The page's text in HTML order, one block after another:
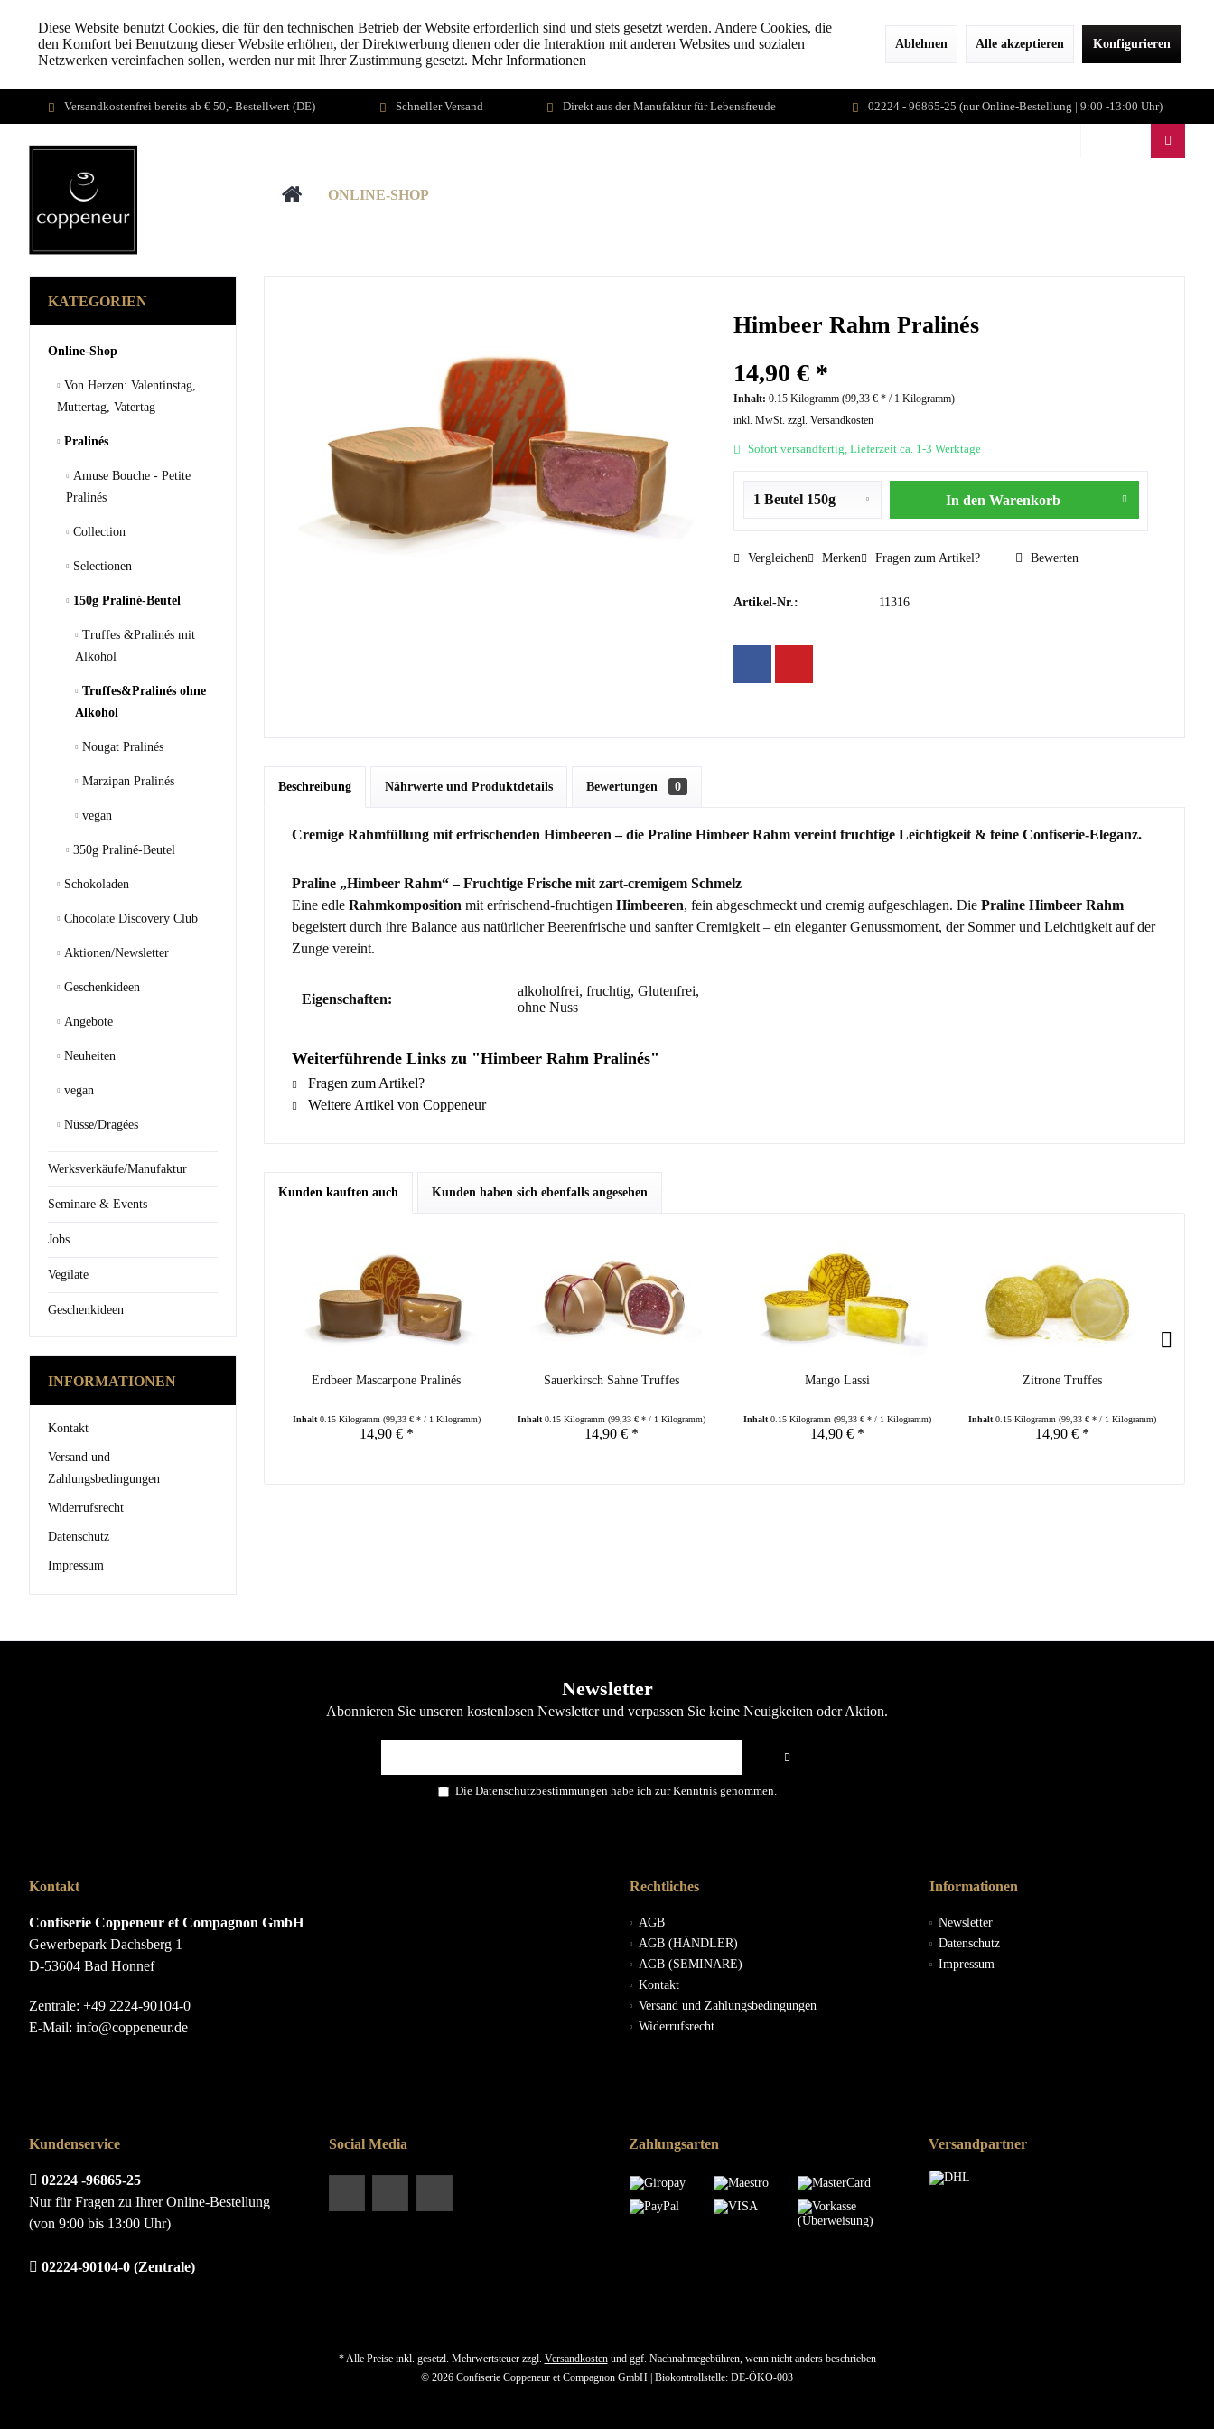
Diese Website benutzt Cookies, die für den technischen Betrieb der Website erforderlich sind und stets gesetzt werden. Andere Cookies, die
den Komfort bei Benutzung dieser Website erhöhen, der Direktwerbung dienen oder die Interaktion mit anderen Websites und sozialen
Netzwerken vereinfachen sollen, werden nur mit Ihrer Zustimmung gesetzt. Mehr Informationen
Ablehnen Alle akzeptieren Konfigurieren
Versandkostenfrei bereits ab € 50,- Bestellwert (DE) Schneller Versand Direkt aus der Manufaktur für Lebensfreude 02224 - 96865-25 (nur Online-Bestellung | 9:00 -13:00 Uhr)
ONLINE-SHOP
KATEGORIEN
Online-Shop
Von Herzen: Valentinstag,
Muttertag, Vatertag
Pralinés
Amuse Bouche - Petite
Pralinés
Collection
Selectionen
150g Praliné-Beutel
Truffes &Pralinés mit
Alkohol
Truffes&Pralinés ohne
Alkohol
Nougat Pralinés
Marzipan Pralinés
vegan
350g Praliné-Beutel
Schokoladen
Chocolate Discovery Club
Aktionen/Newsletter
Geschenkideen
Angebote
Neuheiten
vegan
Nüsse/Dragées
Werksverkäufe/Manufaktur
Seminare & Events
Jobs
Vegilate
Geschenkideen
INFORMATIONEN
Kontakt
Versand und
Zahlungsbedingungen
Widerrufsrecht
Datenschutz
Impressum
Himbeer Rahm Pralinés
14,90 € *
Inhalt: 0.15 Kilogramm (99,33 €* / 1 Kilogramm)
inkl. MwSt. zzgl. Versandkosten
Sofort versandfertig, Lieferzeit ca. 1-3 Werktage
In den Warenkorb
Vergleichen Merken Fragen zum Artikel? Bewerten
Artikel-Nr.: 11316
Beschreibung Nährwerte und Produktdetails Bewertungen 0
Cremige Rahmfüllung mit erfrischenden Himbeeren – die Praline Himbeer Rahm vereint fruchtige Leichtigkeit & feine Confiserie-Eleganz.
Praline „Himbeer Rahm“ – Fruchtige Frische mit zart-cremigem Schmelz
Eine edle Rahmkomposition mit erfrischend-fruchtigen Himbeeren, fein abgeschmeckt und cremig aufgeschlagen. Die Praline Himbeer Rahm
begeistert durch ihre Balance aus natürlicher Beerenfrische und sanfter Cremigkeit – ein eleganter Genussmoment, der Sommer und Leichtigkeit auf der
Zunge vereint.
Eigenschaften:
alkoholfrei, fruchtig, Glutenfrei,
ohne Nuss
Weiterführende Links zu "Himbeer Rahm Pralinés"
Fragen zum Artikel?
Weitere Artikel von Coppeneur
Kunden kauften auch Kunden haben sich ebenfalls angesehen
Erdbeer Mascarpone Pralinés
Inhalt 0.15 Kilogramm (99,33 € * / 1 Kilogramm)
14,90 € *
Sauerkirsch Sahne Truffes
Inhalt0.15 Kilogramm(99,33 € * / 1 Kilogramm)
14,90 € *
Mango Lassi
Inhalt 0.15 Kilogramm (99,33 € * / 1 Kilogramm)
14,90 € *
Zitrone Truffes
Inhalt0.15 Kilogramm(99,33 € * / 1 Kilogramm)
14,90 € *
Newsletter
Abonnieren Sie unseren kostenlosen Newsletter und verpassen Sie keine Neuigkeiten oder Aktion.
Die Datenschutzbestimmungenhabe ich zur Kenntnis genommen.
Kontakt
Confiserie Coppeneur et Compagnon GmbH
Gewerbepark Dachsberg 1
D-53604 Bad Honnef
Zentrale: +49 2224-90104-0
E-Mail: info@coppeneur.de
Rechtliches
AGB
AGB (HÄNDLER)
AGB (SEMINARE)
Kontakt
Versand und Zahlungsbedingungen
Widerrufsrecht
Informationen
Newsletter
Datenschutz
Impressum
Kundenservice
02224 -96865-25
Nur für Fragen zu Ihrer Online-Bestellung
(von 9:00 bis 13:00 Uhr)
02224-90104-0 (Zentrale)
Social Media Zahlungsarten Versandpartner
* Alle Preise inkl. gesetzl. Mehrwertsteuer zzgl. Versandkostenund ggf. Nachnahmegebühren, wenn nicht anders beschrieben
© 2026 Confiserie Coppeneur et Compagnon GmbH | Biokontrollstelle: DE-ÖKO-003